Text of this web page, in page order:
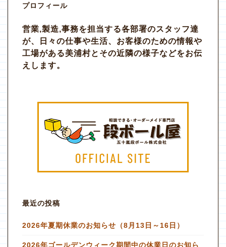
プロフィール
営業,製造,事務を担当する各部署のスタッフ達
が、日々の仕事や生活、お客様のための情報や
工場がある美浦村とその近隣の様子などをお伝
えします。
最近の投稿
2026年夏期休業のお知らせ（8月13日～16日）
2026年ゴールデンウィーク期間中の休業日のお知ら